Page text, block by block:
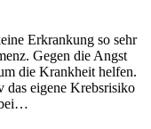
Erkrankung so sehr
Gegen die Angst
die Krankheit helfen.
das eigene Krebsrisiko
bei…